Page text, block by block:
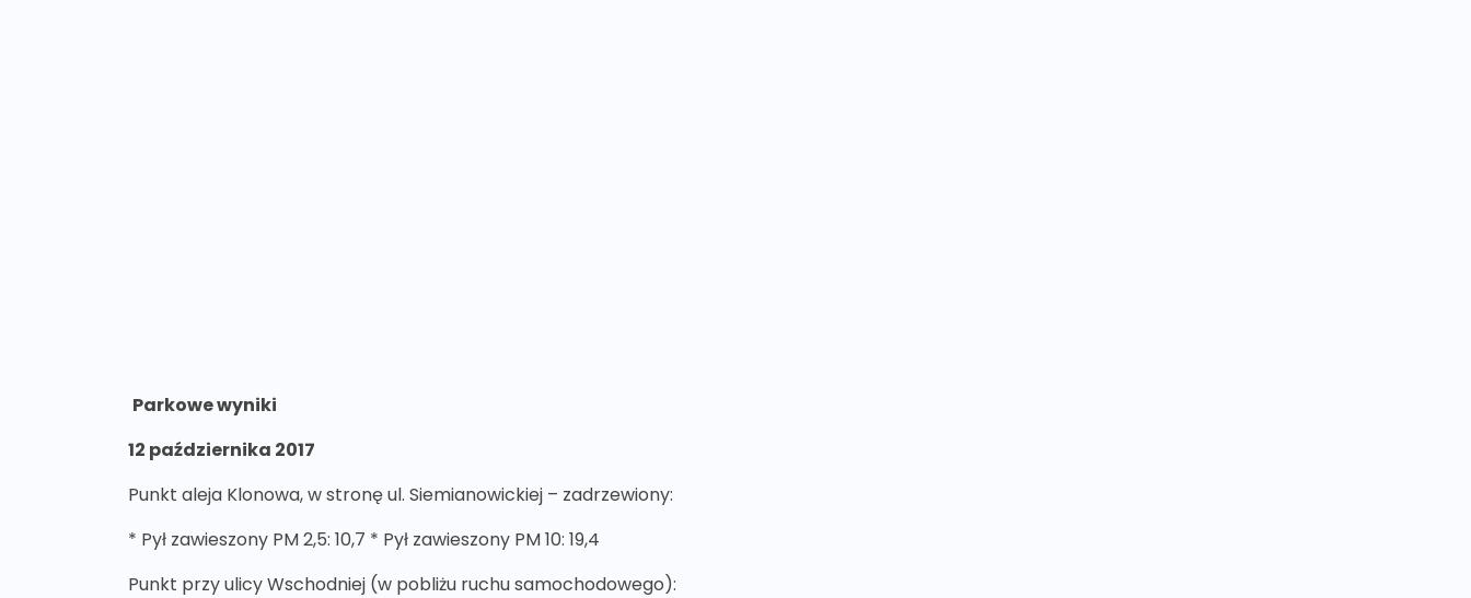
Parkowe wyniki
12 października 2017
Punkt aleja Klonowa, w stronę ul. Siemianowickiej – zadrzewiony:
* Pył zawieszony PM 2,5: 10,7 * Pył zawieszony PM 10: 19,4
Punkt przy ulicy Wschodniej (w pobliżu ruchu samochodowego):